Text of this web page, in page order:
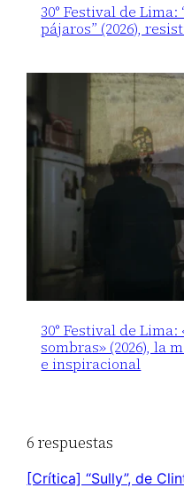
30° Festival de
pájaros” (2026),
30° Festival de
sombras» (2026), la
e inspiracional
6 respuestas
[Crítica] “Sully”, de